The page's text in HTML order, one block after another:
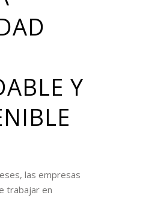
Y
las empresas
trabajar en